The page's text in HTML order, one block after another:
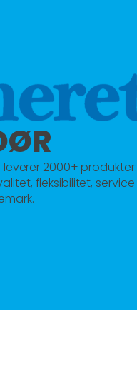
leverer 2000+ produkter:
fleksibilitet, service